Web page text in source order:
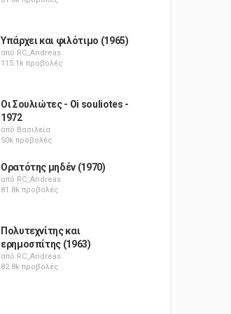
Υπάρχει και φιλότιμο (1965)
από RC_Andreas
115.1k προβολές
Οι Σουλιώτες - Oi souliotes -
1972
από Βασιλεία
50k προβολές
Ορατότης μηδέν (1970)
από RC_Andreas
81.8k προβολές
Πολυτεχνίτης και
ερημοσπίτης (1963)
από RC_Andreas
82.8k προβολές